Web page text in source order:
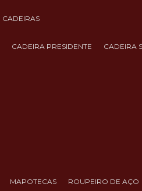
CADEIRAS
CADEIRA PRESIDENTE CADEIRA
MAPOTECAS ROUPEIRO DE AÇO